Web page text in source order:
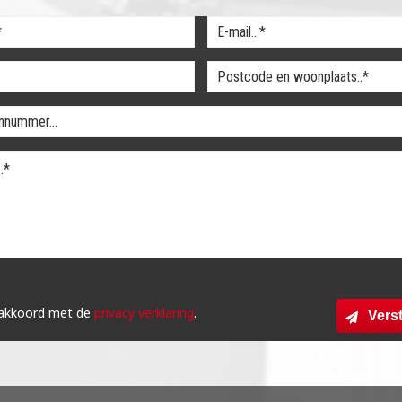
met de privacy verklaring.